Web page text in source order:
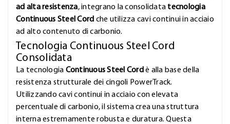
ad alta resistenza, integrano la consolidata tecnologia
Continuous Steel Cord che utilizza cavi continui in acciaio
ad alto contenuto di carbonio.
Tecnologia Continuous Steel Cord
Consolidata
La tecnologia Continuous Steel Cord è alla base della
resistenza strutturale dei cingoli PowerTrack.
Utilizzando cavi continui in acciaio con elevata
percentuale di carbonio, il sistema crea una struttura
interna estremamente robusta e duratura. Questa